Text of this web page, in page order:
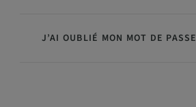
J’AI OUBLIÉ MON MOT DE PASSE